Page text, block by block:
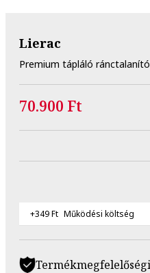
Lierac
Premium tápláló
70.900 Ft
+349 Ft Működési költség